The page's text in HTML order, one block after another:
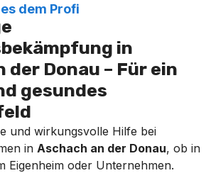
dem Profi
in
der Donau – Für ein
gesundes
und wirkungsvolle Hilfe bei
in Aschach an der Donau, ob in
Eigenheim oder Unternehmen.